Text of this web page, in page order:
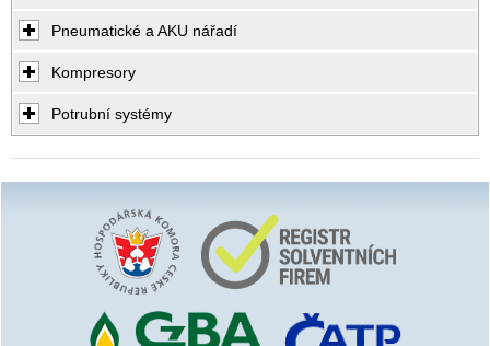
Pneumatické a AKU nářadí
Kompresory
Potrubní systémy